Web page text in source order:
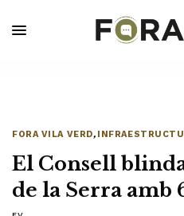
FORA VILA VERD,
El Consell
de la Serra amb